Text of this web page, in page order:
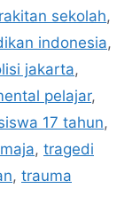
sekolah,
indonesia,
jakarta,
pelajar,
17 tahun,
, tragedi
, trauma